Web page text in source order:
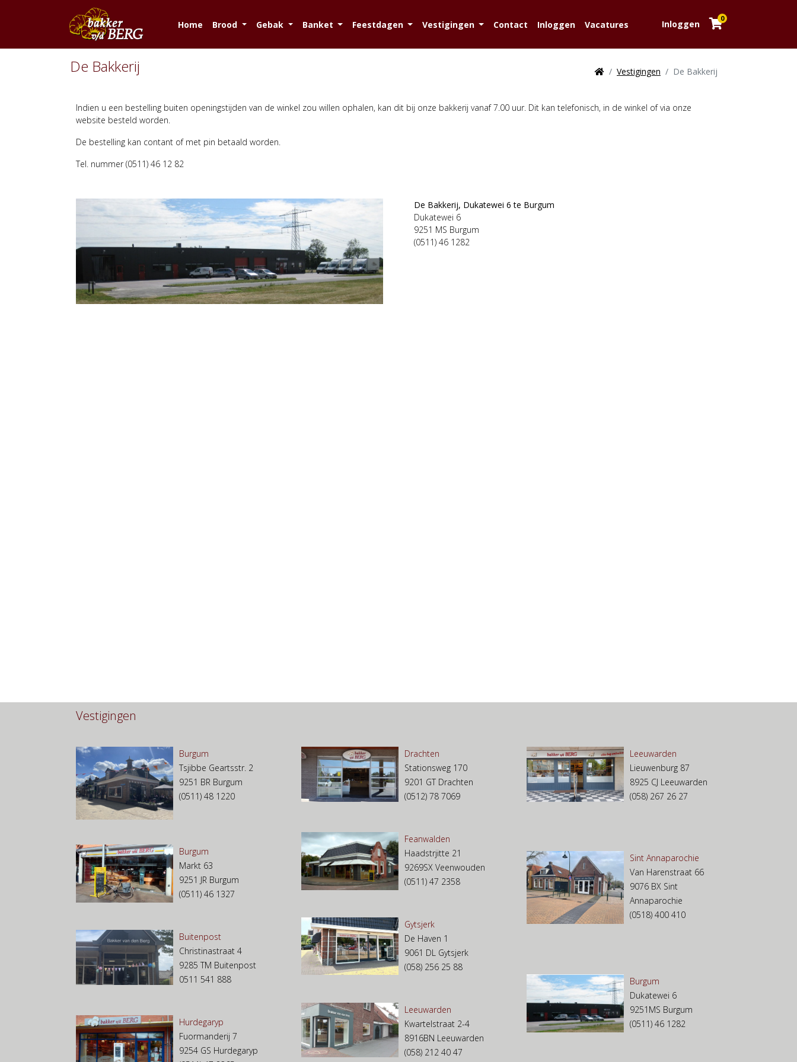
Home Brood Gebak Banket Feestdagen Vestigingen Contact Inloggen Vacatures Inloggen
0
Vestigingen De Bakkerij
De Bakkerij
Indien u een bestelling buiten openingstijden van de winkel zou willen ophalen, kan dit bij onze bakkerij vanaf 7.00 uur. Dit kan telefonisch, in de winkel of via onze
website besteld worden.
De bestelling kan contant of met pin betaald worden.
Tel. nummer (0511) 46 12 82
De Bakkerij, Dukatewei 6 te Burgum
Dukatewei 6
9251 MS Burgum
(0511) 46 1282
Vestigingen
Burgum
Tsjibbe Geartsstr. 2
9251 BR Burgum
(0511) 48 1220
Burgum
Markt 63
9251 JR Burgum
(0511) 46 1327
Buitenpost
Christinastraat 4
9285 TM Buitenpost
0511 541 888
Hurdegaryp
Fuormanderij 7
9254 GS Hurdegaryp
Drachten
Stationsweg 170
9201 GT Drachten
(0512) 78 7069
Feanwalden
Haadstrjitte 21
9269SX Veenwouden
(0511) 47 2358
Gytsjerk
De Haven 1
9061 DL Gytsjerk
(058) 256 25 88
Leeuwarden
Kwartelstraat 2-4
8916BN Leeuwarden
(058) 212 40 47
Leeuwarden
Lieuwenburg 87
8925 CJ Leeuwarden
(058) 267 26 27
Sint Annaparochie
Van Harenstraat 66
9076 BX Sint
Annaparochie
(0518) 400 410
Burgum
Dukatewei 6
9251MS Burgum
(0511) 46 1282